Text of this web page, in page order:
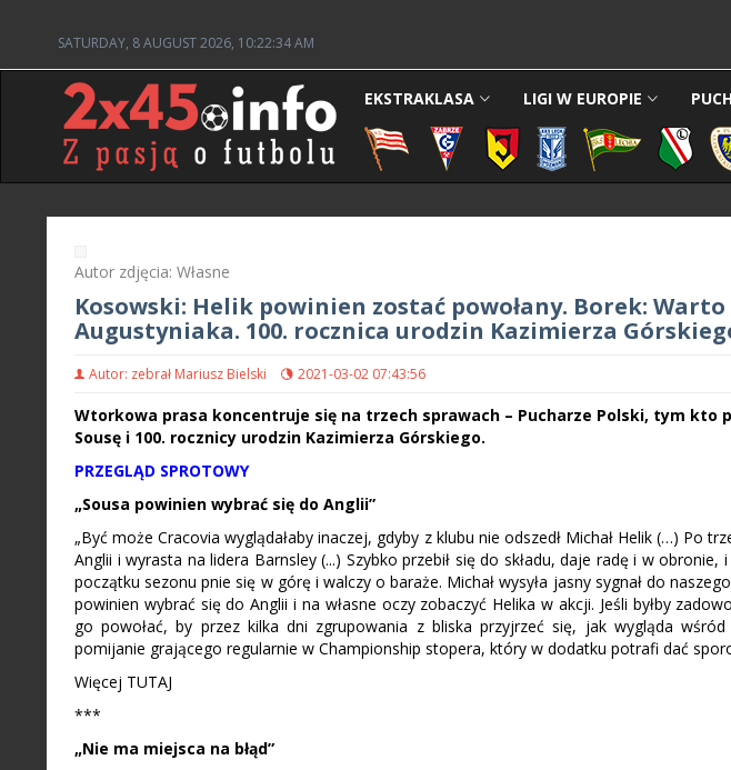
SATURDAY, 8 AUGUST 2026, 10:22:35 AM
EKSTRAKLASA LIGI W EUROPIE
Autor zdjęcia: Własne
Kosowski: Helik powinien zostać powołany. Borek:
Augustyniaka. 100. rocznica urodzin Kazimierza
Autor: zebrał Mariusz Bielski 2021-03-02 07:43:56
Wtorkowa prasa koncentruje się na trzech sprawach – Pucharze Polski, tym kto
Sousę i 100. rocznicy urodzin Kazimierza Górskiego.
PRZEGLĄD SPROTOWY
„Sousa powinien wybrać się do Anglii”
„Być może Cracovia wyglądałaby inaczej, gdyby z klubu nie odszedł Michał Helik (…) Po
Anglii i wyrasta na lidera Barnsley (...) Szybko przebił się do składu, daje radę i w
początku sezonu pnie się w górę i walczy o baraże. Michał wysyła jasny sygnał do
powinien wybrać się do Anglii i na własne oczy zobaczyć Helika w akcji. Jeśli byłby
go powołać, by przez kilka dni zgrupowania z bliska przyjrzeć się, jak wygląda
pomijanie grającego regularnie w Championship stopera, który w dodatku potrafi dać
Więcej TUTAJ
***
„Nie ma miejsca na błąd”